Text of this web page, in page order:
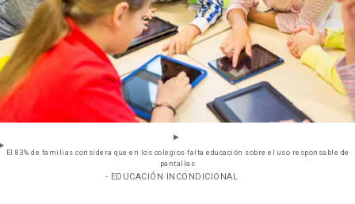
El 83% de familias considera que en los colegios falta educación sobre el uso responsable de
pantallas
- EDUCACIÓN INCONDICIONAL